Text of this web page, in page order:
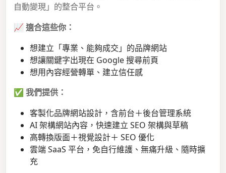
自動變現」的整合平台。
📈 適合這些你：
想建立「專業、能夠成交」的品牌網站
想讓關鍵字出現在 Google 搜尋前頁
想用內容經營轉單、建立信任感
✅ 我們提供：
客製化品牌網站設計，含前台＋後台管理系統
AI 架構網站內容，快速建立 SEO 架構與草稿
高轉換版面＋視覺設計＋ SEO 優化
雲端 SaaS 平台，免自行維護、無痛升級、隨時擴
充